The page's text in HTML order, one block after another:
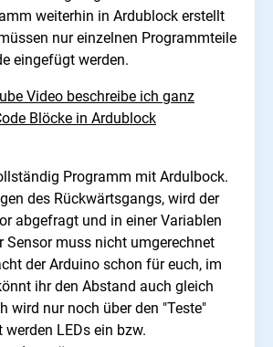
weiterhin in Ardublock erstellt
nur einzelnen Programmteile
eingefügt werden.
Video beschreibe ich ganz
Blöcke in Ardublock
Programm mit Ardulbock.
des Rückwärtsgangs, wird der
abgefragt und in einer Variablen
Sensor muss nicht umgerechnet
der Arduino schon für euch, im
ihr den Abstand auch gleich
wird nur noch über den "Teste"
LEDs ein bzw.